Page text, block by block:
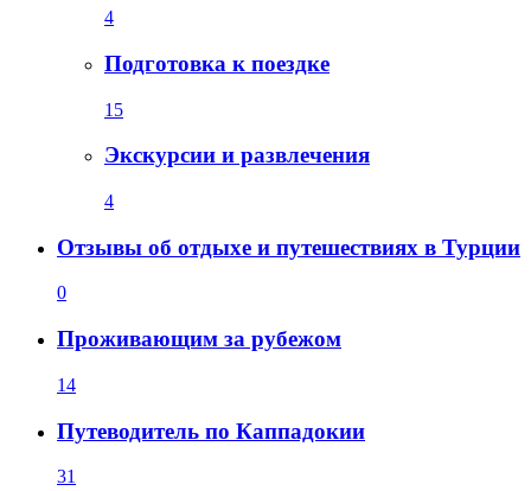
4
Подготовка к поездке
15
Экскурсии и развлечения
4
Отзывы об отдыхе и путешествиях в Турции
0
Проживающим за рубежом
14
Путеводитель по Каппадокии
31